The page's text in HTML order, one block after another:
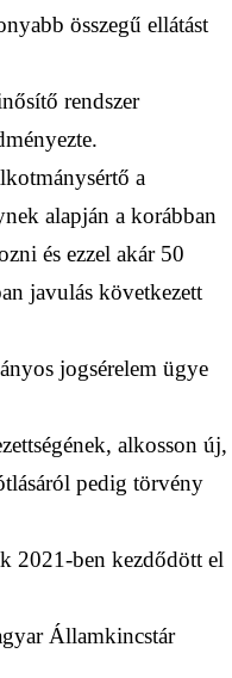
összegű ellátást
rendszer
a
alapján a korábban
és ezzel akár 50
javulás következett
jogsérelem ügye
alkosson új,
pedig törvény
2021-ben kezdődött el
Államkincstár